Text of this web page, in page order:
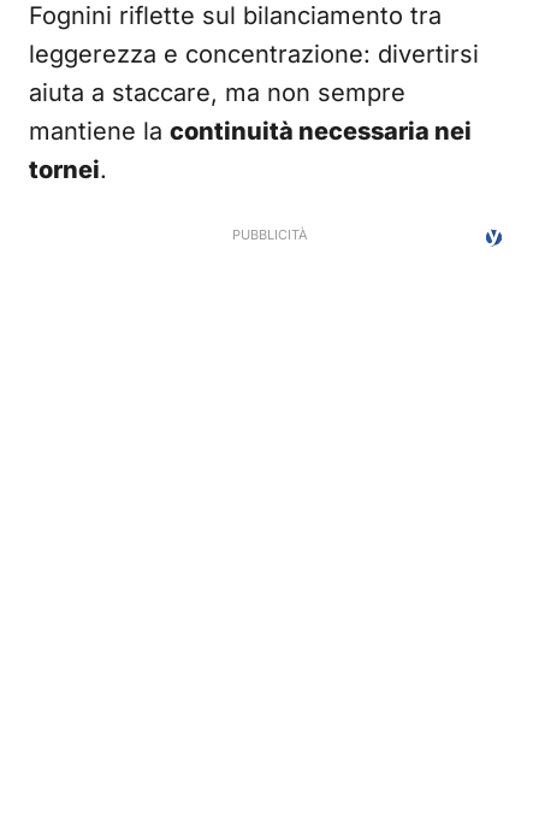
Fognini riflette sul bilanciamento tra
leggerezza e concentrazione: divertirsi
aiuta a staccare, ma non sempre
mantiene la continuità necessaria nei
tornei.